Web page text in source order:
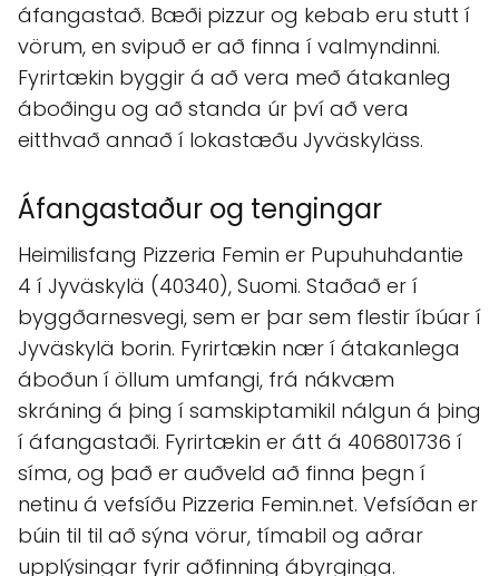
áfangastað. Bæði pizzur og kebab eru stutt í
vörum, en svipuð er að finna í valmyndinni.
Fyrirtækin byggir á að vera með átakanleg
áboðingu og að standa úr því að vera
eitthvað annað í lokastæðu Jyväskyläss.
Áfangastaður og tengingar
Heimilisfang Pizzeria Femin er Pupuhuhdantie
4 í Jyväskylä (40340), Suomi. Staðað er í
byggðarnesvegi, sem er þar sem flestir íbúar í
Jyväskylä borin. Fyrirtækin nær í átakanlega
áboðun í öllum umfangi, frá nákvæm
skráning á þing í samskiptamikil nálgun á þing
í áfangastaði. Fyrirtækin er átt á 406801736 í
síma, og það er auðveld að finna þegn í
netinu á vefsíðu Pizzeria Femin.net. Vefsíðan er
búin til til að sýna vörur, tímabil og aðrar
upplýsingar fyrir aðfinning ábyrginga.